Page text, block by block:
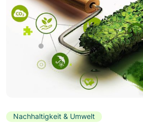
Nachhaltigkeit & Umwelt